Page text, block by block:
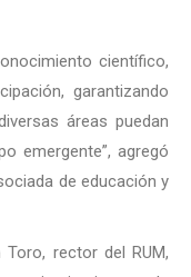
científico,
garantizando
áreas puedan
emergente”, agregó
de educación y
rector del RUM,